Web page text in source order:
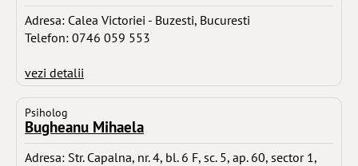
Adresa: Calea Victoriei - Buzesti, Bucuresti
Telefon: 0746 059 553
vezi detalii
Psiholog
Bugheanu Mihaela
Adresa: Str. Capalna, nr. 4, bl. 6 F, sc. 5, ap. 60, sector 1,